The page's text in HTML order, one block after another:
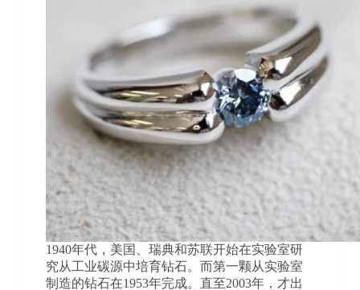
1940年代，美国、瑞典和苏联开始在实验室研
究从工业碳源中培育钻石。而第一颗从实验室
制造的钻石在1953年完成。直至2003年，才出